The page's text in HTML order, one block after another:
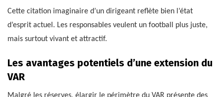
Cette citation imaginaire d’un dirigeant reflète bien l’état
d’esprit actuel. Les responsables veulent un football plus juste,
mais surtout vivant et attractif.
Les avantages potentiels d’une extension du
VAR
Malgré les réserves, élargir le périmètre du VAR présente des